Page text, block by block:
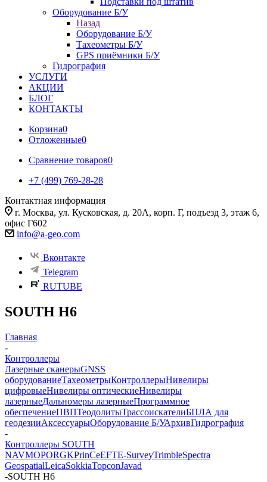
Оборудование Б/У
Назад
Оборудование Б/У
Тахеометры Б/У
GPS приёмники Б/У
Гидрография
УСЛУГИ
АКЦИИ
БЛОГ
КОНТАКТЫ
Корзина0
Отложенные0
Сравнение товаров0
+7 (499) 769-28-28
Контактная информация
г. Москва, ул. Кусковская, д. 20А, корп. Г, подъезд 3, этаж 6,
офис Г602
info@a-geo.com
Вконтакте
Telegram
RUTUBE
SOUTH H6
Главная
-
Контроллеры
Лазерные сканерыGNSS
оборудованиеТахеометрыКонтроллерыНивелиры
цифровыеНивелиры оптическиеНивелиры
лазерныеДальномеры лазерныеПрограммное
обеспечениеПВПТеодолитыТрассоискателиБПЛА для
геодезииАксессуарыОборудование Б/УАрхивГидрография
-
Контроллеры SOUTH
NAVMOPORGKPrinCeEFTE-SurveyTrimbleSpectra
GeospatialLeicaSokkiaTopconJavad
-SOUTH H6